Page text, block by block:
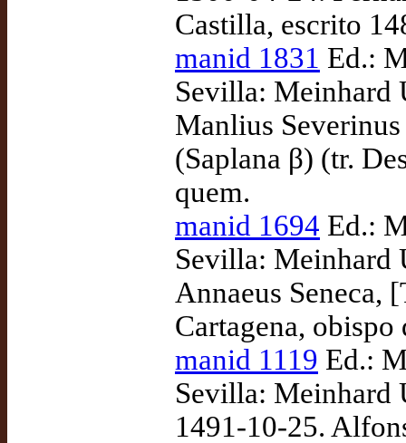
Castilla, escrito
manid 1831 Ed.:
Sevilla: Meinhard
Manlius
(Saplana β) (tr.
quem.
manid 1694 Ed.:
Sevilla: Meinhard
Annaeus Seneca,
Cartagena,
manid 1119 Ed.:
Sevilla: Meinhard
1491-10-25.